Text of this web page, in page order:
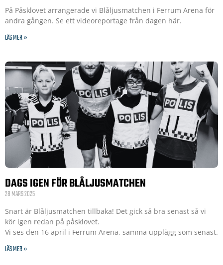
På Påsklovet arrangerade vi Blåljusmatchen i Ferrum Arena för
andra gången. Se ett videoreportage från dagen här.
LÄS MER »
DAGS IGEN FÖR BLÅLJUSMATCHEN
28 MARS 2025
Snart är Blåljusmatchen tillbaka! Det gick så bra senast så vi
kör igen redan på påsklovet.
Vi ses den 16 april i Ferrum Arena, samma upplägg som senast.
LÄS MER »